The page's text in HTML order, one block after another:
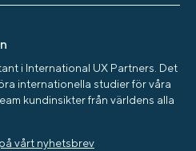
i International UX Partners. Det
internationella studier för våra
kundinsikter från världens alla
vårt nyhetsbrev